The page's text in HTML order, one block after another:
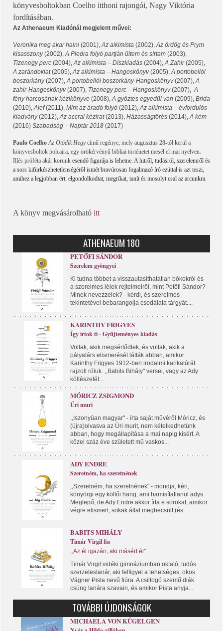
könyvesboltokban Coelho itthoni rajongói, Nagy Viktória
fordításában.
Az Athenaeum Kiadónál megjelent művei:
Veronika meg akar halni (2001), Az alkimista (2002), Az ördög és Prym
kisasszony(2002), A Piedra folyó partján ültem és sírtam (2003),
Tizenegy perc (2004), Az alkimista – Díszkiadás (2004), A Zahir(2005),
A zarándoklat(2005), Az alkimista – Hangoskönyv(2005), A portobellói
boszorkány(2007), A portobellói boszorkány-Hangoskönyv(2007), A
zahir-Hangoskönyv(2007), Tizenegy perc – Hangoskönyv(2007),
A
fény harcosának kézikönyve (2008), A győztes egyedül van (2009), Brida
(2010), Alef(2011), Mint az áradó folyó (2012), Az alkimista – évfordulós
kiadvány(2012), Az accrai kézirat(2013), Házasságtörés (2014), A kém
(2016) Szabadság – Naptár 2018 (2017)
Paulo Coelho Az Ötödik Hegy című regénye, mely augusztus 28-tól kerül a
könyvesboltok polcaira, egy örökérvényű bibliai történetet mesél el mai nyelven.
Illés próféta akár korunk esendő figurája is lehetne. A hitről, tudásról, szerelemről és
a sors kifürkészhetetlenségéről ismét bravúrosan fogalmazó író ezúttal is azt teszi,
amihez a legjobban ért: elgondolkodtat, megríkat, tanít és mosolyt csal az arcunkra.
A könyv megvásárolható itt
ATHENAEUM 180
PETŐFI SÁNDOR
Szerelem gyöngyei
Ki tudna többet a visszautasíthatatlan bókokról és
a szerelmes lélek rejtelmeiről, mint Petőfi Sándor?
Minek nevezzelek? - kérdi, és szerelmes
tekintetével bebarangolja csodálata tárgyát....
KARINTHY FRIGYES
Így írtok ti - Gyűjteményes kiadás
Voltak, akik megsértődtek, és voltak, akik a
pályatárs elismerését látták abban, amikor
Karinthy Frigyes 1912-ben irodalmi karikatúrát
rajzolt róluk. ,,Babits Bihály" versei, vagy az Ady
költészetét...
MÓRICZ ZSIGMOND
Úri muri
,,Iszonyúan magyar" - írta saját művéről Móricz, és
(újra)olvasva az Úri murit, nem kételkedhetünk
abban, hogy megállapítása a mai napig kísért. A
közel száz éve született mű vaskos...
ADY ENDRE
Szeretném, ha szeretnének
,,Szeretném, ha szeretnének" - mondja, kéri,
könyörgi egy költői hang, ami hamisítatlanul adys.
Meglepő, de Ady Endre akkor írta e sorokat, amikor
végre elismert, sokak által megbecsült (és...
BABITS MIHÁLY
Timár Virgil fia
,,Az él igazán, aki másért él"
Timár Virgil vidéki gimnáziumban oktató, tudós
szerzetestanár, aki felfigyel a tehetséges, okos
Vágner Pista nevű fiúra. A csillogó szemű diák
csüng tanára szavain, és amikor Pista anyja...
TOVÁBBI ÚJDONSÁGOK
MICHAELA VON KÜGELGEN